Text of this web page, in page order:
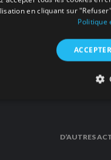
D’AUTRES
en cliquant sur
Politique
ACCEPTER